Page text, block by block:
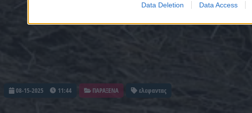
Data Deletion Data Access
08-15-2025 11:44 ΠΑΡΑΞΕΝΑ ελεφαντας